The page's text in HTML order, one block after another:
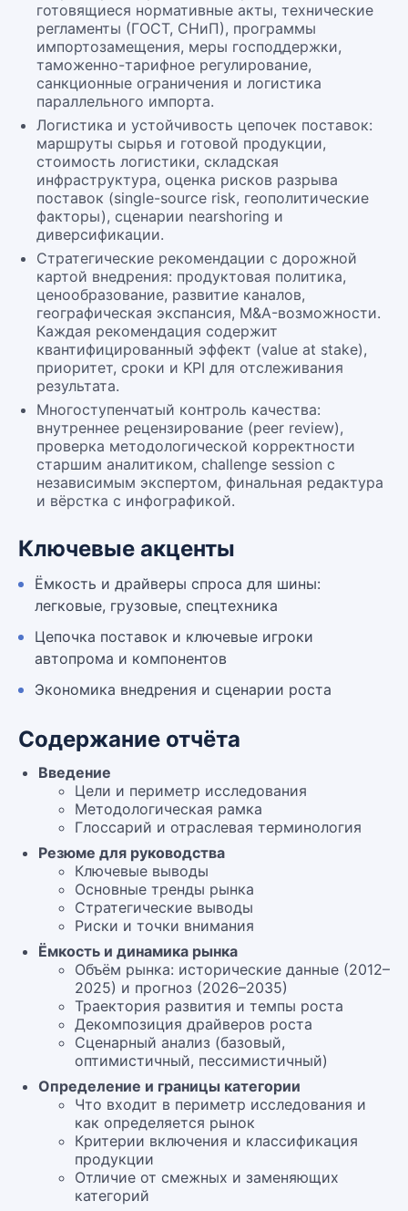
готовящиеся нормативные акты, технические
регламенты (ГОСТ, СНиП), программы
импортозамещения, меры господдержки,
таможенно-тарифное регулирование,
санкционные ограничения и логистика
параллельного импорта.
Логистика и устойчивость цепочек поставок:
маршруты сырья и готовой продукции,
стоимость логистики, складская
инфраструктура, оценка рисков разрыва
поставок (single-source risk, геополитические
факторы), сценарии nearshoring и
диверсификации.
Стратегические рекомендации с дорожной
картой внедрения: продуктовая политика,
ценообразование, развитие каналов,
географическая экспансия, M&A-возможности.
Каждая рекомендация содержит
квантифицированный эффект (value at stake),
приоритет, сроки и KPI для отслеживания
результата.
Многоступенчатый контроль качества:
внутреннее рецензирование (peer review),
проверка методологической корректности
старшим аналитиком, challenge session с
независимым экспертом, финальная редактура
и вёрстка с инфографикой.
Ключевые акценты
Ёмкость и драйверы спроса для шины:
легковые, грузовые, спецтехника
Цепочка поставок и ключевые игроки
автопрома и компонентов
Экономика внедрения и сценарии роста
Содержание отчёта
Введение
Цели и периметр исследования
Методологическая рамка
Глоссарий и отраслевая терминология
Резюме для руководства
Ключевые выводы
Основные тренды рынка
Стратегические выводы
Риски и точки внимания
Ёмкость и динамика рынка
Объём рынка: исторические данные (2012–
2025) и прогноз (2026–2035)
Траектория развития и темпы роста
Декомпозиция драйверов роста
Сценарный анализ (базовый,
оптимистичный, пессимистичный)
Определение и границы категории
Что входит в периметр исследования и
как определяется рынок
Критерии включения и классификация
продукции
Отличие от смежных и заменяющих
категорий